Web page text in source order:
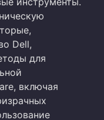
Dell,
для
включая